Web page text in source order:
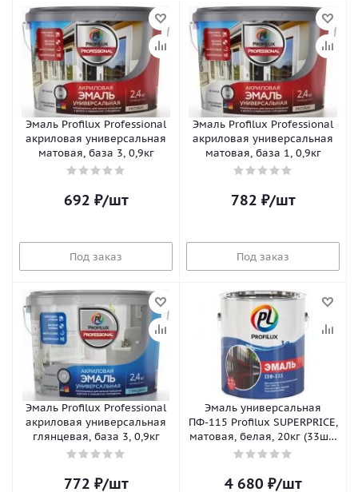
Эмаль Profilux Professional
акриловая универсальная
матовая, база 3, 0,9кг
692 ₽/шт
Под заказ
Эмаль Profilux Professional
акриловая универсальная
матовая, база 1, 0,9кг
782 ₽/шт
Под заказ
Эмаль Profilux Professional
акриловая универсальная
глянцевая, база 3, 0,9кг
772 ₽/шт
Эмаль универсальная
ПФ-115 Profilux SUPERPRICE,
матовая, белая, 20кг (33шт/
пал)
4 680 ₽/шт